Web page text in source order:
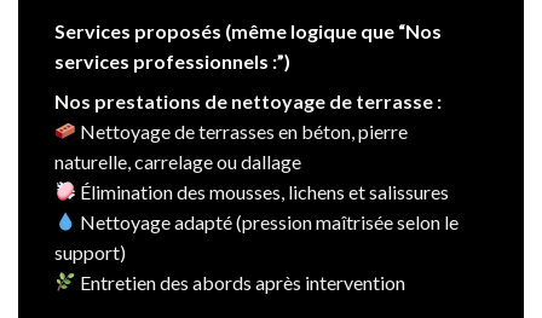
Services proposés (même logique que “Nos
services professionnels :”)
Nos prestations de nettoyage de terrasse :
Nettoyage de terrasses en béton, pierre
naturelle, carrelage ou dallage
Élimination des mousses, lichens et salissures
Nettoyage adapté (pression maîtrisée selon le
support)
Entretien des abords après intervention